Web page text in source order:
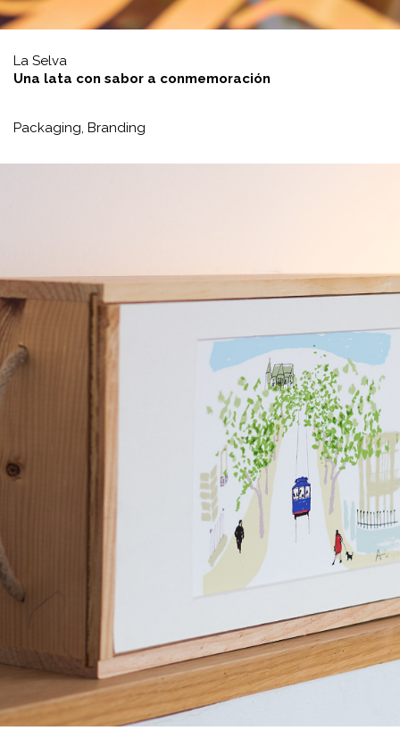
La Selva
Una lata con sabor a conmemoración
Packaging, Branding